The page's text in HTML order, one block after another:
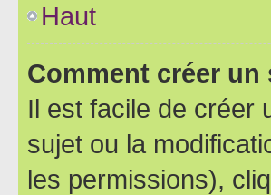
Haut
Comment créer un
Il est facile de créer
sujet ou la
les permissions),